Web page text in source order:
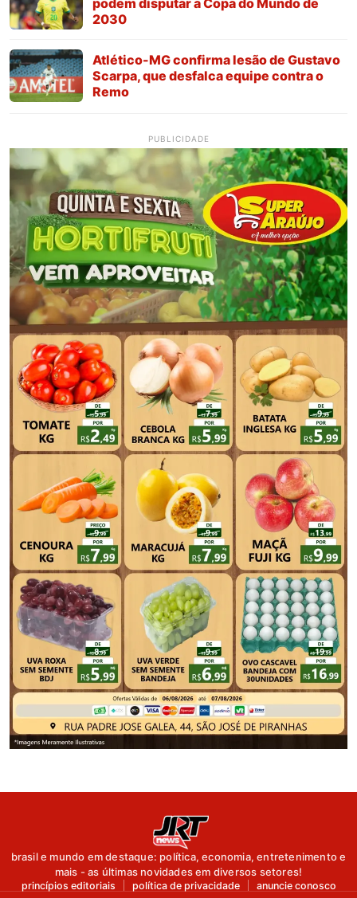
2030
Atlético-MG confirma lesão de Gustavo
Scarpa, que desfalca equipe contra o
Remo
PUBLICIDADE
brasil e mundo em destaque: política, economia, entretenimento e
mais - as últimas novidades em diversos setores!
princípios editoriais política de privacidade
anuncie conosco